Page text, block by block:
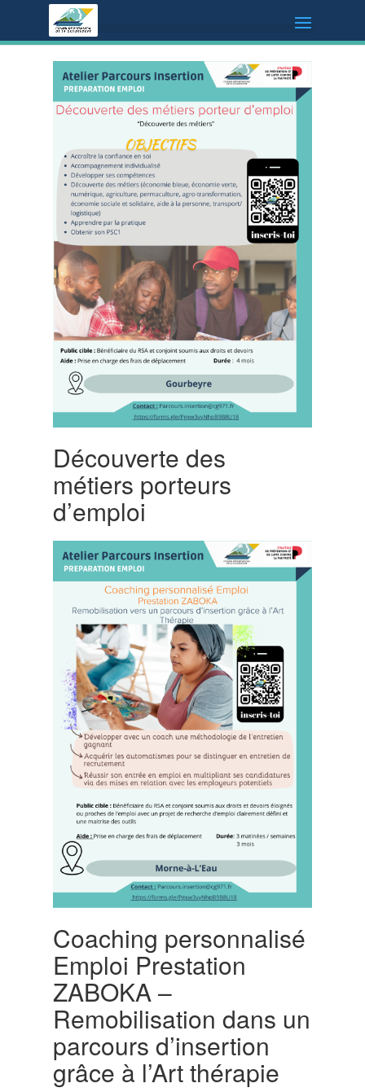
Découverte des
métiers porteurs
d’emploi
Coaching personnalisé
Emploi Prestation
ZABOKA –
Remobilisation dans un
parcours d’insertion
grâce à l’Art thérapie